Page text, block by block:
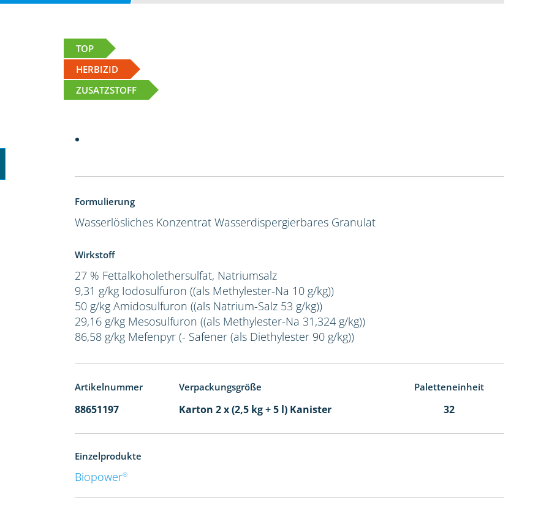
TOP
HERBIZID
ZUSATZSTOFF
Formulierung
Wasserlösliches Konzentrat Wasserdispergierbares Granulat
Wirkstoff
27 % Fettalkoholethersulfat, Natriumsalz
9,31 g/kg Iodosulfuron ((als Methylester-Na 10 g/kg))
50 g/kg Amidosulfuron ((als Natrium-Salz 53 g/kg))
29,16 g/kg Mesosulfuron ((als Methylester-Na 31,324 g/kg))
86,58 g/kg Mefenpyr (- Safener (als Diethylester 90 g/kg))
Artikelnummer Verpackungsgröße Paletteneinheit
88651197 Karton 2 x (2,5 kg + 5 l) Kanister 32
Einzelprodukte
Biopower®